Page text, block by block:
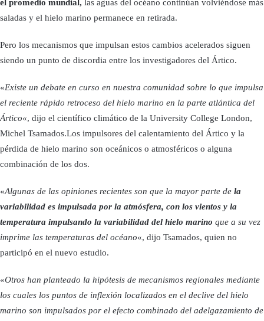
el promedio mundial, las aguas del océano continúan volviéndose más
saladas y el hielo marino permanece en retirada.
Pero los mecanismos que impulsan estos cambios acelerados siguen
siendo un punto de discordia entre los investigadores del Ártico.
«Existe un debate en curso en nuestra comunidad sobre lo que impulsa
el reciente rápido retroceso del hielo marino en la parte atlántica del
Ártico«, dijo el científico climático de la University College London,
Michel Tsamados.Los impulsores del calentamiento del Ártico y la
pérdida de hielo marino son oceánicos o atmosféricos o alguna
combinación de los dos.
«Algunas de las opiniones recientes son que la mayor parte de la
variabilidad es impulsada por la atmósfera, con los vientos y la
temperatura impulsando la variabilidad del hielo marino que a su vez
imprime las temperaturas del océano«, dijo Tsamados, quien no
participó en el nuevo estudio.
«Otros han planteado la hipótesis de mecanismos regionales mediante
los cuales los puntos de inflexión localizados en el declive del hielo
marino son impulsados por el efecto combinado del adelgazamiento de